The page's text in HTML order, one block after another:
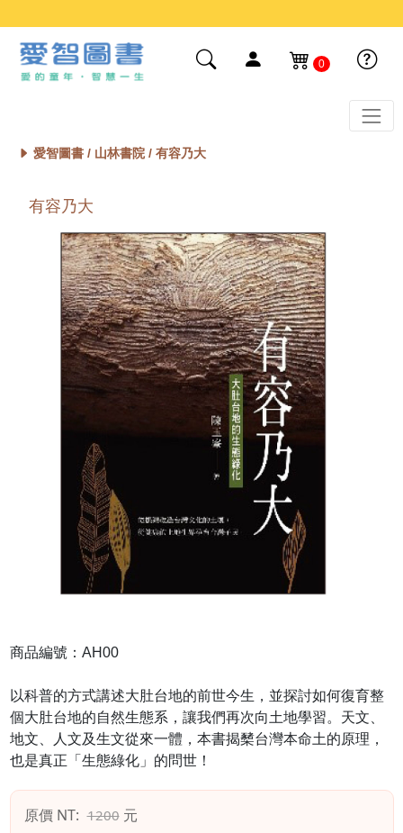
0
愛智圖書 / 山林書院/ 有容乃大
有容乃大
商品編號：AH00
以科普的方式講述大肚台地的前世今生，並探討如何復育整
個大肚台地的自然生態系，讓我們再次向土地學習。天文、
地文、人文及生文從來一體，本書揭櫫台灣本命土的原理，
也是真正「生態綠化」的問世！
原價 NT: 1200元